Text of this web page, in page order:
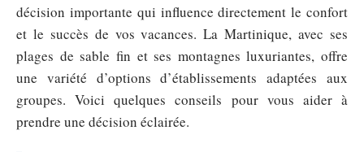
décision importante qui influence directement le confort
et le succès de vos vacances. La Martinique, avec ses
plages de sable fin et ses montagnes luxuriantes, offre
une variété d’options d’établissements adaptées aux
groupes. Voici quelques conseils pour vous aider à
prendre une décision éclairée.